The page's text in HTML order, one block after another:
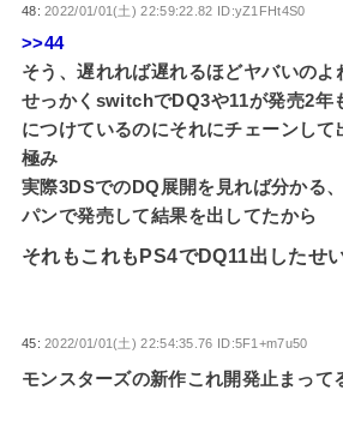
48:2022/01/01(土) 22:59:22.82 ID:yZ1FHt4S0
>>44
そう、遅れれば遅れるほどヤバいのよ
せっかくswitchでDQ3や11が発売2年
につけているのにそれにチェーンして
極み
実際3DSでのDQ展開を見れば分かる
パンで発売して結果を出してたから
それもこれもPS4でDQ11出したせ
45:2022/01/01(土) 22:54:35.76 ID:5F1+m7u50
モンスターズの新作これ開発止まって